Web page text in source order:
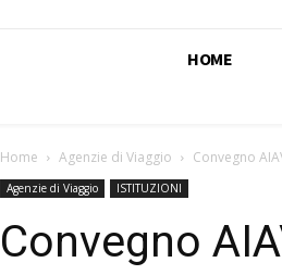
HOME
Home Agenzie di Viaggio Convegno
Agenzie di Viaggio ISTITUZIONI
Convegno